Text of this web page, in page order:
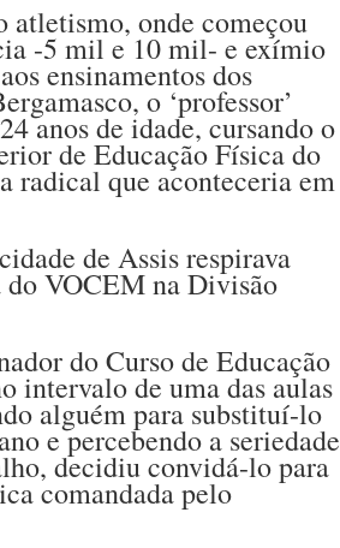
atletismo, onde começou
-5 mil e 10 mil- e exímio
ensinamentos dos
o ‘professor’
anos de idade, cursando o
de Educação Física do
radical que aconteceria em
de Assis respirava
VOCEM na Divisão
do Curso de Educação
intervalo de uma das aulas
alguém para substituí-lo
e percebendo a seriedade
decidiu convidá-lo para
comandada pelo